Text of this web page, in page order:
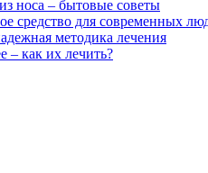
носа – бытовые советы
средство для современных
методика лечения
– как их лечить?